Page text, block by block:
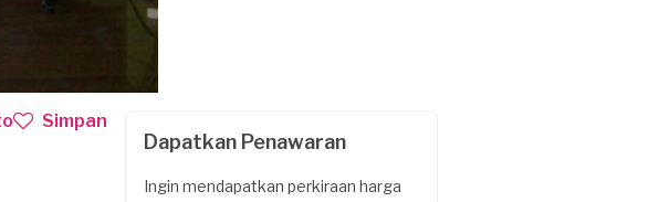
Simpan
Dapatkan Penawaran
Ingin mendapatkan perkiraan harga